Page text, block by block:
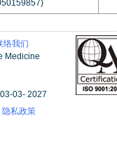
络我们
Medicine
03- 2027
隐私政策